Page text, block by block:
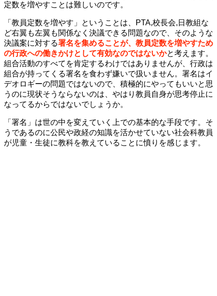
定数を増やすことは難しいのです。
「教員定数を増やす」ということは、PTA,校長会,日教組な
ど右翼も左翼も関係なく決議できる問題なので、そのような
決議案に対する署名を集めることが、教員定数を増やすため
の行政への働きかけとして有効なのではないかと考えます。
組合活動のすべてを肯定するわけではありませんが、行政は
組合が持ってくる署名を食わず嫌いで扱いません。署名はイ
デオロギーの問題ではないので、積極的にやってもいいと思
うのに現状そうならないのは、やはり教員自身が思考停止に
なってるからではないでしょうか。
「署名」は世の中を変えていく上での基本的な手段です。そ
うであるのに公民や政経の知識を活かせていない社会科教員
が児童・生徒に教科を教えていることに憤りを感じます。